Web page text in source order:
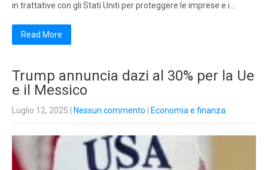
in trattative con gli Stati Uniti per proteggere le imprese e i…
Read More
Trump annuncia dazi al 30% per la Ue
e il Messico
Luglio 12, 2025 Nessun commento Economia e finanza